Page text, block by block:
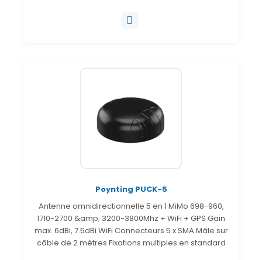
Poynting PUCK-5
Antenne omnidirectionnelle 5 en 1 MiMo 698-960,
1710-2700 &amp; 3200-3800Mhz + WiFi + GPS Gain
max. 6dBi, 7.5dBi WiFi Connecteurs 5 x SMA Mâle sur
câble de 2 mètres Fixations multiples en standard